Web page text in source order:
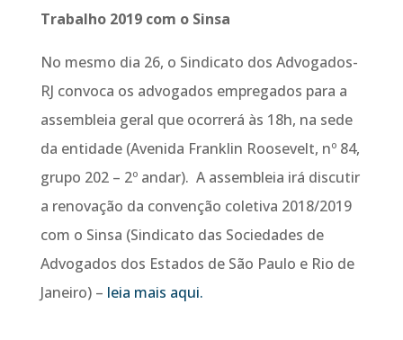
Trabalho 2019 com o Sinsa
No mesmo dia 26, o Sindicato dos Advogados-
RJ convoca os advogados empregados para a
assembleia geral que ocorrerá às 18h, na sede
da entidade (Avenida Franklin Roosevelt, nº 84,
grupo 202 – 2º andar). A assembleia irá discutir
a renovação da convenção coletiva 2018/2019
com o Sinsa (Sindicato das Sociedades de
Advogados dos Estados de São Paulo e Rio de
Janeiro) – leia mais aqui.